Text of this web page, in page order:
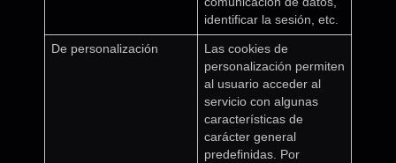
identificar la sesión, etc.
De personalización
Las cookies de
personalización permiten
al usuario acceder al
servicio con algunas
características de
carácter general
predefinidas. Por